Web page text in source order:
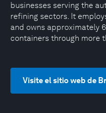
businesses serving the
refining sectors. It
and owns approximately
containers through more
Visite el sitio web de